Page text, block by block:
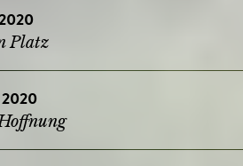
Platz
2020